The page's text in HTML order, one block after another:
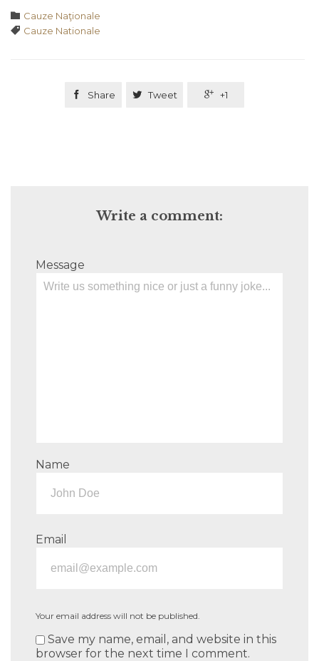
 Category
Cauze Naţionale
 Tags
Cauze Nationale
 Share  Tweet  +1
Write a comment:
Message
Name
Email
Your email address will not be published.
Save my name, email, and website in this
browser for the next time I comment.